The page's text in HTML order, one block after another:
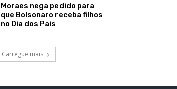
Moraes nega pedido para
que Bolsonaro receba filhos
no Dia dos Pais
Carregue mais